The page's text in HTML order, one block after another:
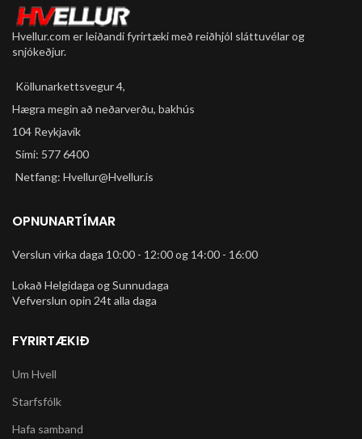
Hvellur.com er leiðandi fyrirtæki með reiðhjól sláttuvélar og
snjókeðjur.
Köllunarkettsvegur 4,
Hægra megin að neðarverðu, bakhús
104 Reykjavík
Sími: 577 6400
Netfang: Hvellur@Hvellur.is
OPNUNARTÍMAR
Verslun virka daga 10:00 - 12:00 og 14:00 - 16:00
Lokað Helgidaga og Sunnudaga
Vefverslun opin 24t alla daga
FYRIRTÆKIÐ
Um Hvell
Starfsfólk
Hafa samband